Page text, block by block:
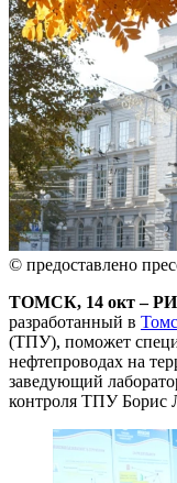
© предоставлено
ТОМСК, 14 окт –
разработанный в
(ТПУ), поможет
нефтепроводах на
заведующий
контроля ТПУ Борис